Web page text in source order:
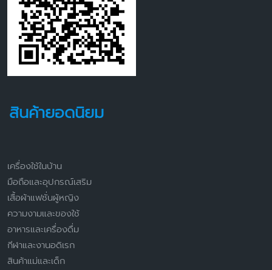
สินค้ายอดนิยม
เครื่องใช้ในบ้าน
มือถือและอุปกรณ์เสริม
เสื้อผ้าแฟชั่นผู้หญิง
ความงามและของใช้
อาหารและเครื่องดื่ม
กีฬาและงานอดิเรก
สินค้าแม่และเด็ก